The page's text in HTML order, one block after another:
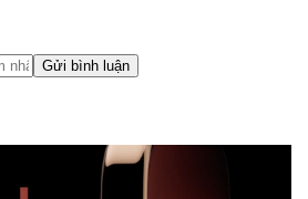
Gửi bình luận